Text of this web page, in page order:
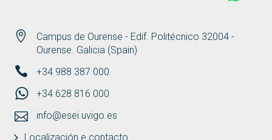
Campus de Ourense - Edif. Politécnico 32004 -
Ourense. Galicia (Spain)
+34 988 387 000
+34 628 816 000
info@esei.uvigo.es
Localización e contacto